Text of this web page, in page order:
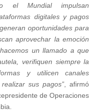
el Mundial impulsan
digitales y pagos
oportunidades para
aprovechar la emoción
un llamado a que
verifiquen siempre la
y utilicen canales
sus pagos”, afirmó
de Operaciones